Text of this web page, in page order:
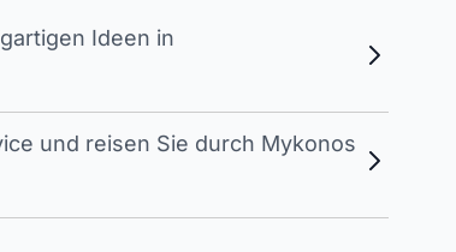
Ideen in
und reisen Sie durch Mykonos